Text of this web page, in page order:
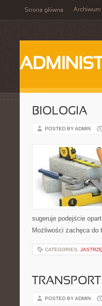
Strona główna Archiwum
BIOLOGIA
POSTED BY ADMIN
sugeruje podejście
Możliwości zachęca
CATEGORIES:
POSTED BY ADMIN